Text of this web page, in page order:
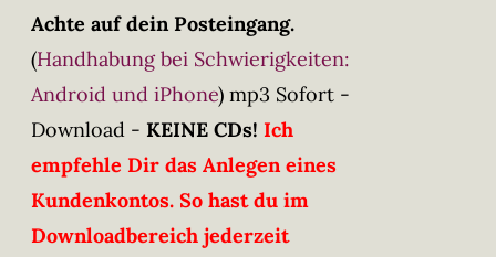
Achte auf dein Posteingang.
(Handhabung bei Schwierigkeiten:
Android und iPhone) mp3 Sofort -
Download - KEINE CDs! Ich
empfehle Dir das Anlegen eines
Kundenkontos. So hast du im
Downloadbereich jederzeit